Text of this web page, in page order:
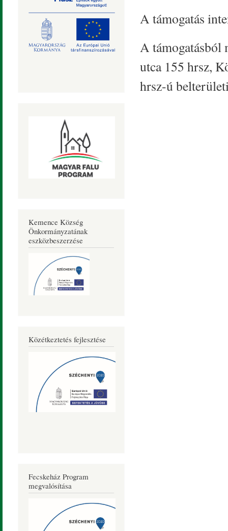
Kemence Község
Önkormányzatának
eszközbeszerzése
Közétkeztetés fejlesztése
Fecskeház Program
megvalósítása
A támogatás
A támogatásból
utca 155 hrsz,
hrsz-ú